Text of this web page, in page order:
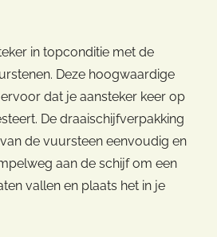
in topconditie met de
Deze hoogwaardige
dat je aansteker keer op
De draaischijfverpakking
de vuursteen eenvoudig en
aan de schijf om een
vallen en plaats het in je